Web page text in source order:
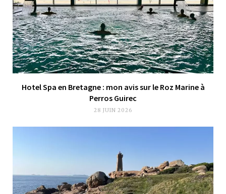
Hotel Spa en Bretagne : mon avis sur le Roz Marine à
Perros Guirec
28 JUIN 2026